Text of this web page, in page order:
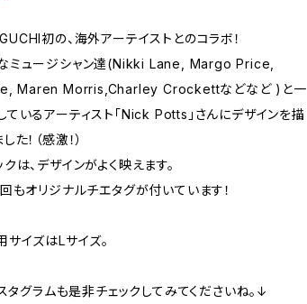
初の、海外アーテイストとのコラボ！
ミュージシャン達(Nikki Lane, Margo Price,
Maren Morris,Charley Crockettなどなど )と一
ているアーティスト「Nick Potts」さんにデザインを描
た！（感激！）
は、デザインがよく映えます。
もオリジナルチエタグが付いています！
イズはLサイズ。
グラムも是非チェックしてみてくださいね。↓